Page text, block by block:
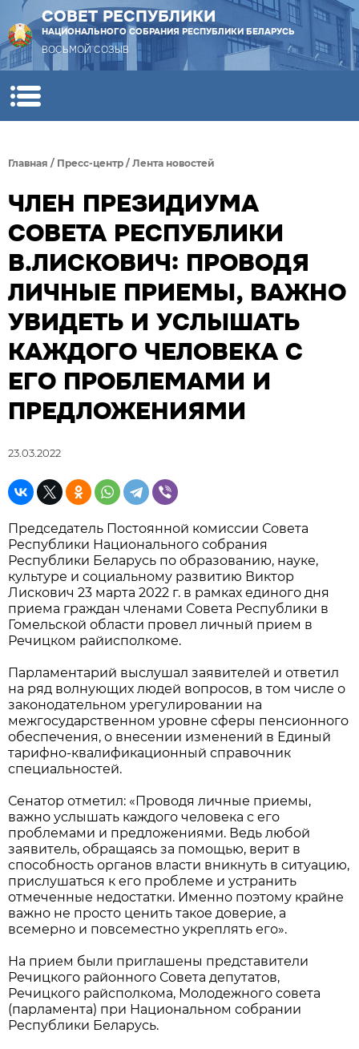
СОВЕТ РЕСПУБЛИКИ
НАЦИОНАЛЬНОГО СОБРАНИЯ РЕСПУБЛИКИ БЕЛАРУСЬ
ВОСЬМОЙ СОЗЫВ
Главная / Пресс-центр / Лента новостей
ЧЛЕН ПРЕЗИДИУМА
СОВЕТА РЕСПУБЛИКИ
В.ЛИСКОВИЧ: ПРОВОДЯ
ЛИЧНЫЕ ПРИЕМЫ, ВАЖНО
УВИДЕТЬ И УСЛЫШАТЬ
КАЖДОГО ЧЕЛОВЕКА С
ЕГО ПРОБЛЕМАМИ И
ПРЕДЛОЖЕНИЯМИ
23.03.2022
Председатель Постоянной комиссии Совета
Республики Национального собрания
Республики Беларусь по образованию, науке,
культуре и социальному развитию Виктор
Лискович 23 марта 2022 г. в рамках единого дня
приема граждан членами Совета Республики в
Гомельской области провел личный прием в
Речицком райисполкоме.
Парламентарий выслушал заявителей и ответил
на ряд волнующих людей вопросов, в том числе о
законодательном урегулировании на
межгосударственном уровне сферы пенсионного
обеспечения, о внесении изменений в Единый
тарифно-квалификационный справочник
специальностей.
Сенатор отметил: «Проводя личные приемы,
важно услышать каждого человека с его
проблемами и предложениями. Ведь любой
заявитель, обращаясь за помощью, верит в
способность органов власти вникнуть в ситуацию,
прислушаться к его проблеме и устранить
отмеченные недостатки. Именно поэтому крайне
важно не просто ценить такое доверие, а
всемерно и повсеместно укреплять его».
На прием были приглашены представители
Речицкого районного Совета депутатов,
Речицкого райсполкома, Молодежного совета
(парламента) при Национальном собрании
Республики Беларусь.